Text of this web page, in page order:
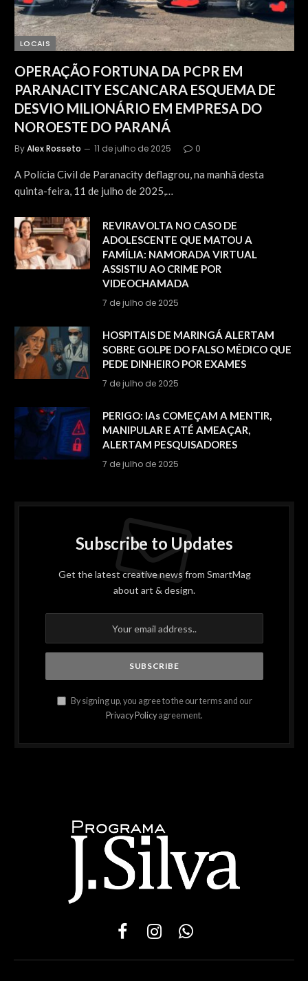
LOCAIS
OPERAÇÃO FORTUNA DA PCPR EM
PARANACITY ESCANCARA ESQUEMA DE
DESVIO MILIONÁRIO EM EMPRESA DO
NOROESTE DO PARANÁ
ByAlex Rosseto 11 de julho de 2025 0
A Polícia Civil de Paranacity deflagrou, na manhã desta
quinta-feira, 11 de julho de 2025,…
REVIRAVOLTA NO CASO DE
ADOLESCENTE QUE MATOU A
FAMÍLIA: NAMORADA VIRTUAL
ASSISTIU AO CRIME POR
VIDEOCHAMADA
7 de julho de 2025
HOSPITAIS DE MARINGÁ ALERTAM
SOBRE GOLPE DO FALSO MÉDICO QUE
PEDE DINHEIRO POR EXAMES
7 de julho de 2025
PERIGO: IAs COMEÇAM A MENTIR,
MANIPULAR E ATÉ AMEAÇAR,
ALERTAM PESQUISADORES
7 de julho de 2025
Subscribe to Updates
Get the latest creative news from SmartMag
about art & design.
By signing up, you agree to the our terms and our
Privacy Policy agreement.
FacebookInstagramWhatsApp